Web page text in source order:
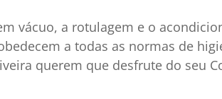
vácuo, a rotulagem e o
a todas as normas de
querem que desfrute do seu